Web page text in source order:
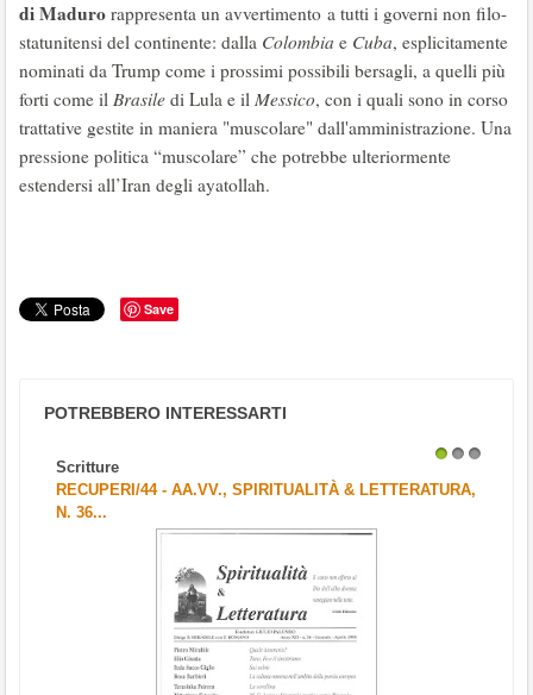
di Maduro rappresenta un avvertimento a tutti i governi non filo-
statunitensi del continente: dalla Colombia e Cuba, esplicitamente
nominati da Trump come i prossimi possibili bersagli, a quelli più
forti come il Brasile di Lula e il Messico, con i quali sono in corso
trattative gestite in maniera "muscolare" dall'amministrazione. Una
pressione politica “muscolare” che potrebbe ulteriormente
estendersi all’Iran degli ayatollah.
Save
POTREBBERO INTERESSARTI
Scritture
RECUPERI/44 - AA.VV., SPIRITUALITÀ & LETTERATURA,
N. 36...